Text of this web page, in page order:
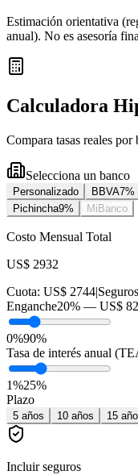
Estimación orientativa
anual). No es asesoría
Calculadora
Compara tasas reales por
Selecciona un banco
Personalizado BBVA7%
Pichincha9% MiBanco
Costo Mensual Total
US$ 2932
Cuota: US$ 2744|
Enganche20% — US$
0%90%
Tasa de interés anual
1%25%
Plazo
5 años 10 años 15
Incluir seguros